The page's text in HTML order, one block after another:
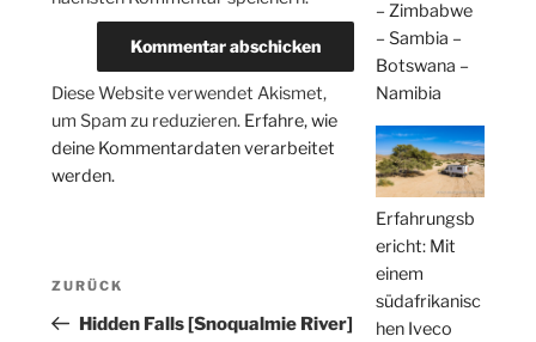
Diese Website verwendet Akismet,
um Spam zu reduzieren. Erfahre, wie
deine Kommentardaten verarbeitet
werden.
Beitragsnavigation
Vorheriger
Beitrag
ZURÜCK
Hidden Falls [Snoqualmie River]
– Zimbabwe
– Sambia –
Botswana –
Namibia
Erfahrungsb
ericht: Mit
einem
südafrikanisc
hen Iveco